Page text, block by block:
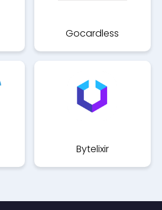
Gocardless
Bytelixir